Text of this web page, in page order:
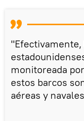
monitoreada
estos barcos
aéreas y